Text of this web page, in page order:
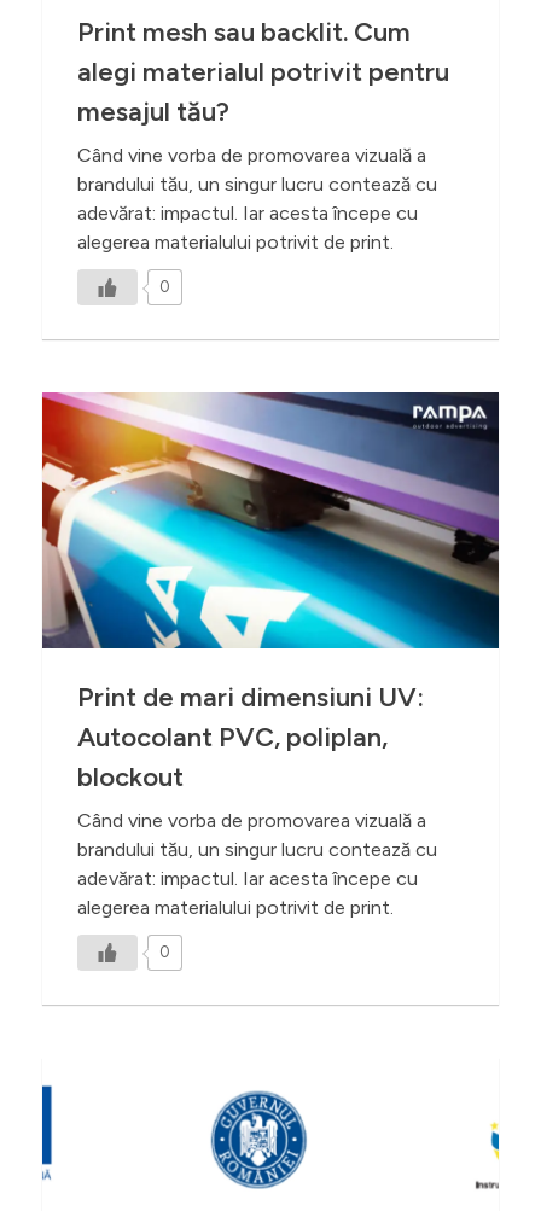
Print mesh sau backlit. Cum
alegi materialul potrivit pentru
mesajul tău?
Când vine vorba de promovarea vizuală a
brandului tău, un singur lucru contează cu
adevărat: impactul. Iar acesta începe cu
alegerea materialului potrivit de print.
0
Print de mari dimensiuni UV:
Autocolant PVC, poliplan,
blockout
Când vine vorba de promovarea vizuală a
brandului tău, un singur lucru contează cu
adevărat: impactul. Iar acesta începe cu
alegerea materialului potrivit de print.
0